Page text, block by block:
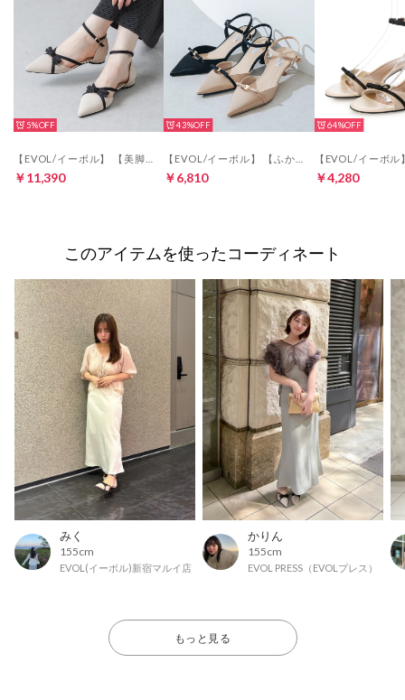
5%
￥11,390
43%
￥6,810
64%
￥4,280
このアイテムを使ったコーディネート
みく
155cm
EVOL(イーボル)新宿マルイ店
かりん
155cm
EVOL PRESS（EVOLプレス）
もっと見る